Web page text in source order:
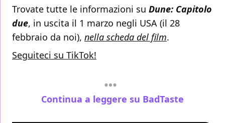
Trovate tutte le informazioni su Dune: Capitolo
due, in uscita il 1 marzo negli USA (il 28
febbraio da noi), nella scheda del film.
Seguiteci su TikTok!
Continua a leggere su BadTaste